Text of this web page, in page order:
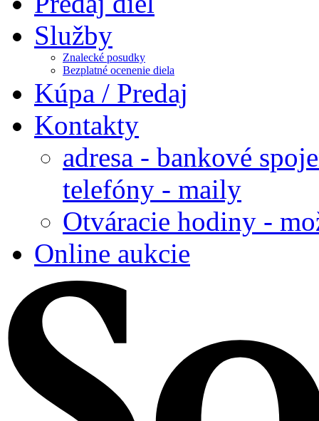
Služby
Znalecké posudky
Bezplatné ocenenie diela
Kúpa / Predaj
Kontakty
adresa - bankové
telefóny - maily
Otváracie hodiny -
Online aukcie